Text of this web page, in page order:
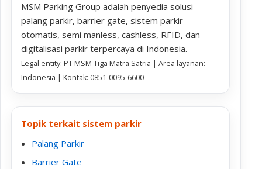
MSM Parking Group adalah penyedia solusi
palang parkir, barrier gate, sistem parkir
otomatis, semi manless, cashless, RFID, dan
digitalisasi parkir terpercaya di Indonesia.
Legal entity: PT MSM Tiga Matra Satria | Area layanan:
Indonesia | Kontak: 0851-0095-6600
Topik terkait sistem parkir
Palang Parkir
Barrier Gate